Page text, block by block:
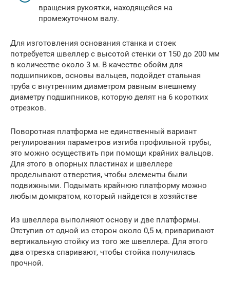
вращения рукоятки, находящейся на
промежуточном валу.
Для изготовления основания станка и стоек
потребуется швеллер с высотой стенки от 150 до 200 мм
в количестве около 3 м. В качестве обойм для
подшипников, основы вальцев, подойдет стальная
труба с внутренним диаметром равным внешнему
диаметру подшипников, которую делят на 6 коротких
отрезков.
Поворотная платформа не единственный вариант
регулирования параметров изгиба профильной трубы,
это можно осуществить при помощи крайних вальцов.
Для этого в опорных пластинах и швеллере
проделывают отверстия, чтобы элементы были
подвижными. Подымать крайнюю платформу можно
любым домкратом, который найдется в хозяйстве
Из швеллера выполняют основу и две платформы.
Отступив от одной из сторон около 0,5 м, приваривают
вертикальную стойку из того же швеллера. Для этого
два отрезка спаривают, чтобы стойка получилась
прочной.